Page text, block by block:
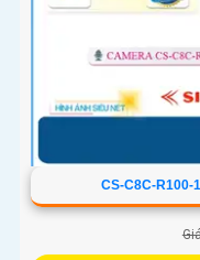
CS-C8C-R100-